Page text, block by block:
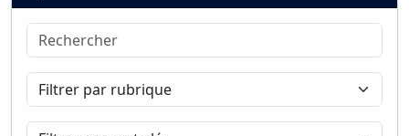
Connexion
Rechercher
Filtrer par rubrique
Filtrer par mot-clé